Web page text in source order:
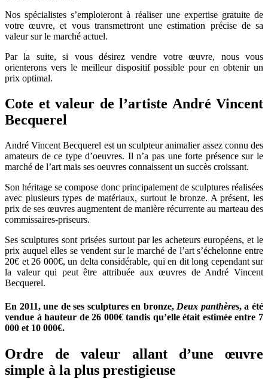
Nos spécialistes s’emploieront à réaliser une expertise gratuite de
votre œuvre, et vous transmettront une estimation précise de sa
valeur sur le marché actuel.
Par la suite, si vous désirez vendre votre œuvre, nous vous
orienterons vers le meilleur dispositif possible pour en obtenir un
prix optimal.
Cote et valeur de l’artiste André Vincent
Becquerel
André Vincent Becquerel est un sculpteur animalier assez connu des
amateurs de ce type d’oeuvres. Il n’a pas une forte présence sur le
marché de l’art mais ses oeuvres connaissent un succès croissant.
Son héritage se compose donc principalement de sculptures réalisées
avec plusieurs types de matériaux, surtout le bronze. A présent, les
prix de ses œuvres augmentent de manière récurrente au marteau des
commissaires-priseurs.
Ses sculptures sont prisées surtout par les acheteurs européens, et le
prix auquel elles se vendent sur le marché de l’art s’échelonne entre
20€ et 26 000€, un delta considérable, qui en dit long cependant sur
la valeur qui peut être attribuée aux œuvres de André Vincent
Becquerel.
En 2011, une de ses sculptures en bronze, Deux panthères, a été
vendue à hauteur de 26 000€ tandis qu’elle était estimée entre 7
000 et 10 000€.
Ordre de valeur allant d’une œuvre
simple à la plus prestigieuse